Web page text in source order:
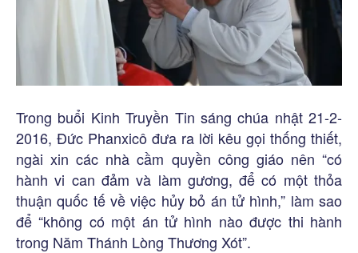
Trong buổi Kinh Truyền Tin sáng chúa nhật 21-2-
2016, Đức Phanxicô đưa ra lời kêu gọi thống thiết,
ngài xin các nhà cầm quyền công giáo nên “có
hành vi can đảm và làm gương, để có một thỏa
thuận quốc tế về việc hủy bỏ án tử hình,” làm sao
để “không có một án tử hình nào được thi hành
trong Năm Thánh Lòng Thương Xót”.